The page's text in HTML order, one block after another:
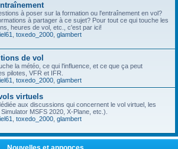
à poser sur la formation ou l'entraînement en vol?
à partager à ce sujet? Pour tout ce qui touche les
heures de vol, etc., c'est par ici!
toxedo_2000 glambert
de vol
la météo, ce qui l'influence, et ce que ça peut
pilotes, VFR et IFR.
toxedo_2000 glambert
virtuels
aux discussions qui concernent le vol virtuel, les
MSFS 2020, X-Plane, etc.).
toxedo_2000 glambert